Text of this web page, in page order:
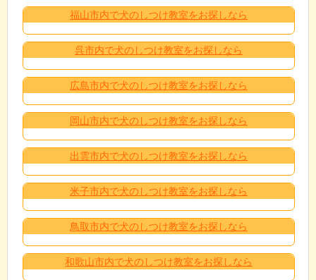
福山市内で犬のしつけ教室をお探しなら
呉市内で犬のしつけ教室をお探しなら
広島市内で犬のしつけ教室をお探しなら
岡山市内で犬のしつけ教室をお探しなら
出雲市内で犬のしつけ教室をお探しなら
米子市内で犬のしつけ教室をお探しなら
鳥取市内で犬のしつけ教室をお探しなら
和歌山市内で犬のしつけ教室をお探しなら